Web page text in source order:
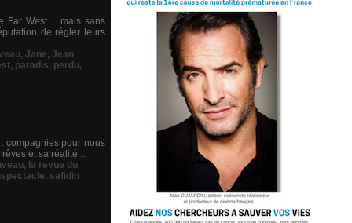
Far West… mais sans
de régler leurs
, Jane, Jean
, paradis, perdu,
compagnies pour nous
et sa réalité....
, la revue du
, safidin